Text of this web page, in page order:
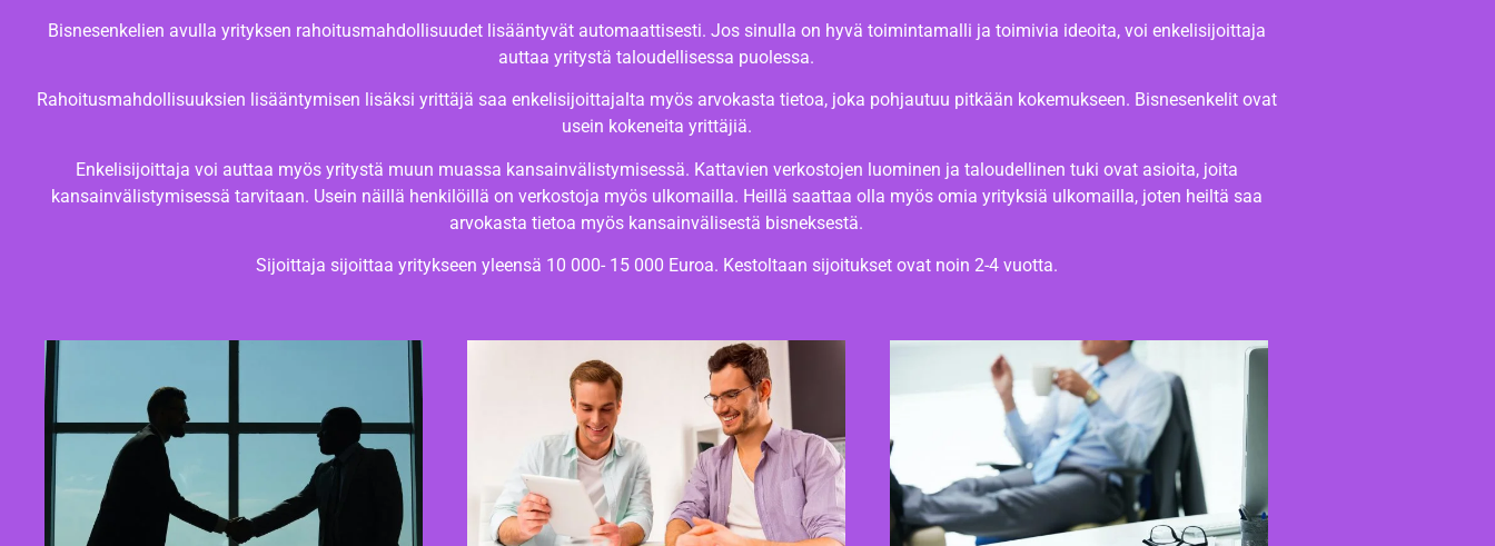
Bisnesenkelien avulla yrityksen rahoitusmahdollisuudet lisääntyvät automaattisesti. Jos sinulla on hyvä toimintamalli ja toimivia ideoita, voi enkelisijoittaja
auttaa yritystä taloudellisessa puolessa.
Rahoitusmahdollisuuksien lisääntymisen lisäksi yrittäjä saa enkelisijoittajalta myös arvokasta tietoa, joka pohjautuu pitkään kokemukseen. Bisnesenkelit ovat
usein kokeneita yrittäjiä.
Enkelisijoittaja voi auttaa myös yritystä muun muassa kansainvälistymisessä. Kattavien verkostojen luominen ja taloudellinen tuki ovat asioita, joita
kansainvälistymisessä tarvitaan. Usein näillä henkilöillä on verkostoja myös ulkomailla. Heillä saattaa olla myös omia yrityksiä ulkomailla, joten heiltä saa
arvokasta tietoa myös kansainvälisestä bisneksestä.
Sijoittaja sijoittaa yritykseen yleensä 10 000- 15 000 Euroa. Kestoltaan sijoitukset ovat noin 2-4 vuotta.